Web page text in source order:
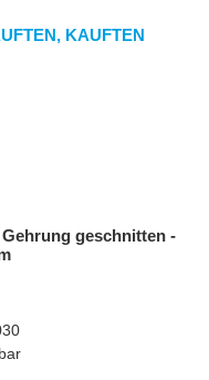
KAUFTEN
geschnitten -